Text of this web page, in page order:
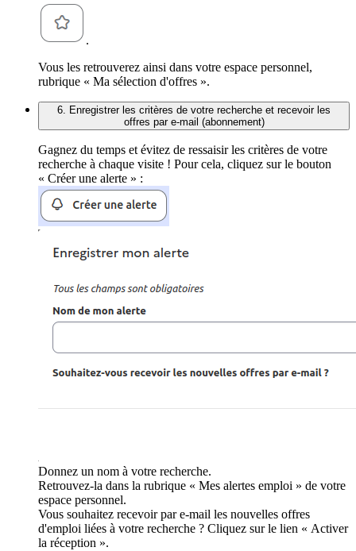
.
Vous les retrouverez ainsi dans votre espace personnel,
rubrique « Ma sélection d'offres ».
6. Enregistrer les critères de votre recherche et recevoir les
offres par e-mail (abonnement)
Gagnez du temps et évitez de ressaisir les critères de votre
recherche à chaque visite ! Pour cela, cliquez sur le bouton
« Créer une alerte » :
Donnez un nom à votre recherche.
Retrouvez-la dans la rubrique « Mes alertes emploi » de votre
espace personnel.
Vous souhaitez recevoir par e-mail les nouvelles offres
d'emploi liées à votre recherche ? Cliquez sur le lien « Activer
la réception ».